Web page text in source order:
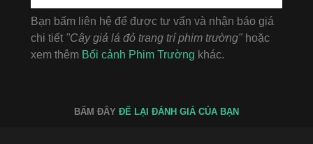
Bạn bấm liên hệ để được tư vấn và nhận báo giá
chi tiết "Cây giả lá đỏ trang trí phim trường"hoặc
xem thêm Bối cảnh Phim Trường khác.
BẤM ĐÂY ĐỂ LẠI ĐÁNH GIÁ CỦA BẠN